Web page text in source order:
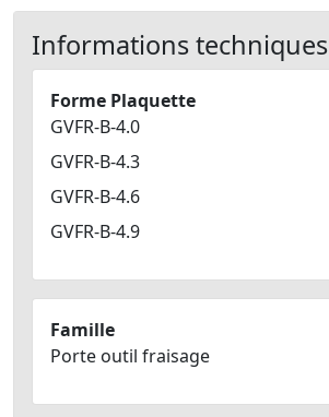
Informations techniques
Forme Plaquette
GVFR-B-4.0
GVFR-B-4.3
GVFR-B-4.6
GVFR-B-4.9
Famille
Porte outil fraisage